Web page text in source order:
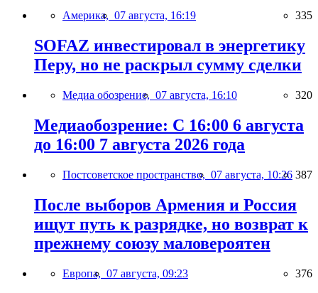
Америка, 07 августа, 16:19 335
SOFAZ инвестировал в энергетику
Перу, но не раскрыл сумму сделки
Медиа обозрение, 07 августа, 16:10 320
Медиаобозрение: С 16:00 6 августа
до 16:00 7 августа 2026 года
Постсоветское пространство, 07 августа, 10:26 387
После выборов Армения и Россия
ищут путь к разрядке, но возврат к
прежнему союзу маловероятен
Европа, 07 августа, 09:23 376